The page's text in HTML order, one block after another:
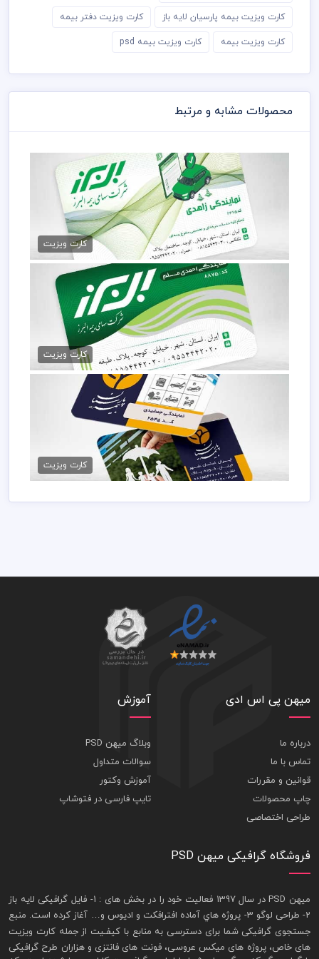
کارت ویزیت بیمه پارسیان لایه باز کارت ویزیت دفتر بیمه
کارت ویزیت بیمه کارت ویزیت بیمه psd
محصولات مشابه و مرتبط
فایل psd کارت ویزیت بیمه البرز
79,000 تومان
کارت ویزیت
فایل psd کارت ویزیت بیمه
79,000 تومان
کارت ویزیت
کارت ویزیت دفتر بیمه
79,000 تومان
کارت ویزیت
میهن پی اس ادی
درباره ما
تماس با ما
قوانین و مقررات
چاپ محصولات
طراحی اختصاصی
آموزش
وبلاگ میهن PSD
سوالات متداول
آموزش وکتور
تایپ فارسی در فتوشاپ
فروشگاه گرافیکی میهن PSD
ميهن PSD در سال 1397 فعاليت خود را در بخش های : 1-
فايل گرافيکی لايه باز
2- طراحی لوگو 3- پروژه هاي آماده افترافکت و اديوس و… آغاز کرده است. منبع
جستجوی گرافيکی شما برای دسترسی به منابع با کيفـيت از جملهکارت ويزيت
های خاص، پروژه های ميکس عروسی، فونت های فانتزی و هزاران طرح گرافیکی